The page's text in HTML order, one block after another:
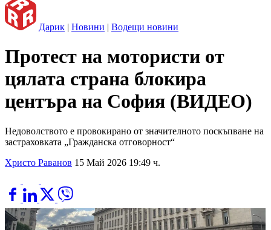
Дарик | Новини | Водещи новини
Протест на мотористи от
цялата страна блокира
центъра на София (ВИДЕО)
Недоволството е провокирано от значителното поскъпване на
застраховката „Гражданска отговорност“
Христо Раванов 15 Май 2026 19:49 ч.